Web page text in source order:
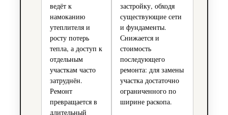
ведёт к
намоканию
утеплителя и
росту потерь
тепла, а доступ к
отдельным
участкам часто
затруднён.
Ремонт
превращается в
длительный
застройку, обходя
существующие сети
и фундаменты.
Снижается и
стоимость
последующего
ремонта: для замены
участка достаточно
ограниченного по
ширине раскопа.